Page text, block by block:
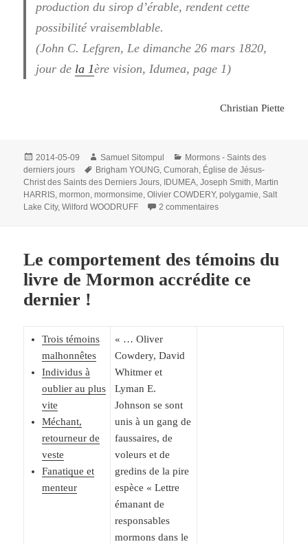
production du sirop d’érable, rendent cette
possibilité vraisemblable.
(John C. Lefgren, Le dimanche 26 mars 1820,
jour de la 1ère vision, Idumea, page 1)
Christian Piette
Publié
le
2014-05-09 Auteur
Samuel Sitompul Catégories
Mormons - Saints des
derniers jours
Mots-
clés
Brigham YOUNG,Cumorah, Église de Jésus-
Christ des Saints des Derniers Jours, IDUMEA,Joseph Smith, Martin
HARRIS,mormon,mormonsime,Olivier COWDERY,polygamie,Salt
Lake City,Wilford WOODRUFF 2 commentairessur La première vision
Le comportement des témoins du
livre de Mormon accrédite ce
dernier !
Trois témoins
malhonnêtes
Individus à
oublier au plus
vite
Méchant,
retourneur de
veste
Fanatique et
menteur
« … Oliver
Cowdery, David
Whitmer et
Lyman E.
Johnson se sont
unis à un gang de
faussaires, de
voleurs et de
gredins de la pire
espèce « Lettre
émanant de
responsables
mormons dans le